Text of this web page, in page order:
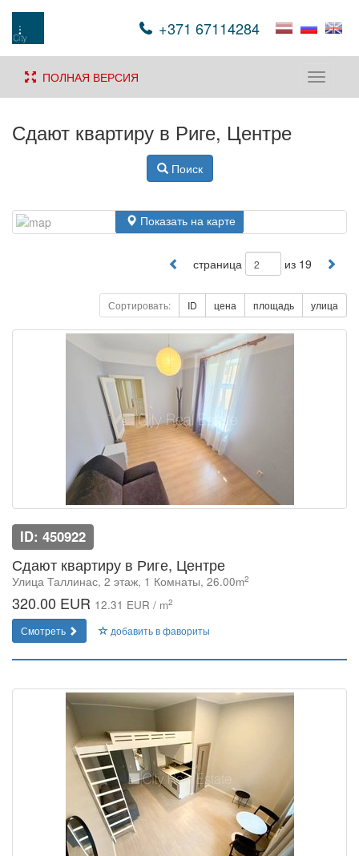
+371 67114284
Toggle
ПОЛНАЯ ВЕРСИЯ
Сдают квартиру в Риге, Центре
Поиск
Показать на карте
страница из 19
Сортировать: ID цена площадь улица
ID: 450922
Сдают квартиру в Риге, Центре
Улица Таллинас, 2 этаж, 1 Комнаты, 26.00m2
320.00 EUR 12.31 EUR / m2
Смотреть добавить в фавориты